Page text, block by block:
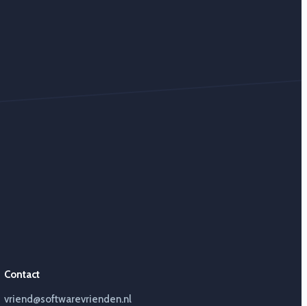
Contact
vriend@softwarevrienden.nl